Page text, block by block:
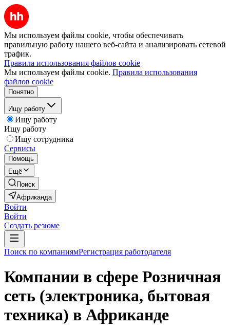
Мы используем файлы cookie, чтобы обеспечивать
правильную работу нашего веб-сайта и анализировать сетевой
трафик.
Правила использования файлов cookie
Мы используем файлы cookie. Правила использования
файлов cookie
Понятно
Ищу работу
Ищу работу
Ищу работу
Ищу сотрудника
Сервисы
Помощь
Ещё
Поиск
Африканда
Войти
Войти
Создать резюме
Поиск по компаниямРегистрация работодателя
Компании в сфере Розничная
сеть (электроника, бытовая
техника) в Африканде